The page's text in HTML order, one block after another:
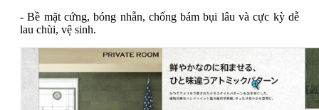
- Bề mặt cứng, bóng nhẵn, chống bám bụi lâu và cực kỳ dễ
lau chùi, vệ sinh.